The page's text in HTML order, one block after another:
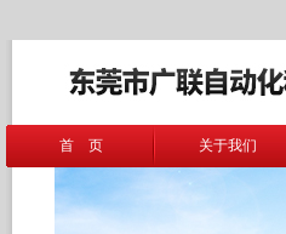
首 页 关于我们